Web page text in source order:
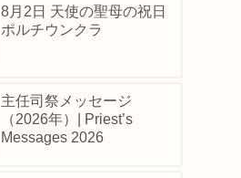
8月2日 天使の聖母の祝日
ポルチウンクラ
主任司祭メッセージ
（2026年）| Priest’s
Messages 2026